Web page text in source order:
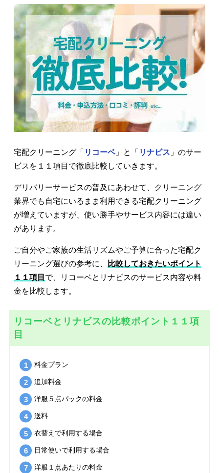
宅配クリーニング「 リコーベ」と「 リナビス 」のサー
ビスを１１項目で徹底比較していきます。
デリバリーサービスの普及にあわせて、クリーニング
業界でも自宅にいるまま利用できる宅配クリーニング
が増えていますが、使い勝手やサービス内容には違い
があります。
ご自分やご家族の生活リズムやご予算に合った宅配ク
リーニング選びの参考に、
比較しておきたいポイント
１１項目 で、リコーベとリナビスのサービス内容や料
金を比較します。
リコーベとリナビスの比較ポイント１１項
目
料金プラン
追加料金
洋服５点パックの料金
送料
衣替えで利用する場合
日常使いで利用する場合
洋服１点あたりの料金